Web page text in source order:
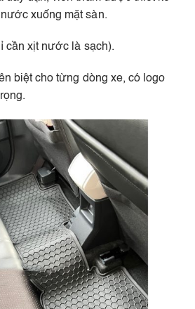
xuống mặt sàn.
cần xịt nước là sạch).
biệt cho từng dòng xe, có logo